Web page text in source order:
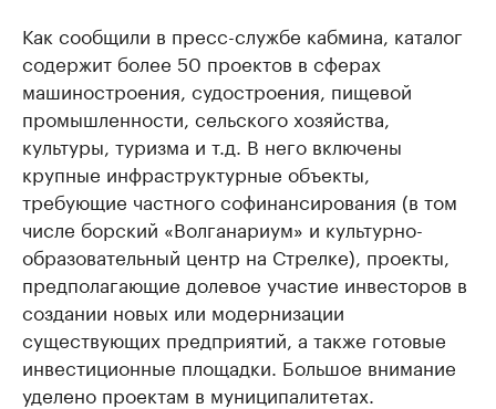
Как сообщили в пресс-службе кабмина, каталог
содержит более 50 проектов в сферах
машиностроения, судостроения, пищевой
промышленности, сельского хозяйства,
культуры, туризма и т.д. В него включены
крупные инфраструктурные объекты,
требующие частного софинансирования (в том
числе борский «Волганариум» и культурно-
образовательный центр на Стрелке), проекты,
предполагающие долевое участие инвесторов в
создании новых или модернизации
существующих предприятий, а также готовые
инвестиционные площадки. Большое внимание
уделено проектам в муниципалитетах.